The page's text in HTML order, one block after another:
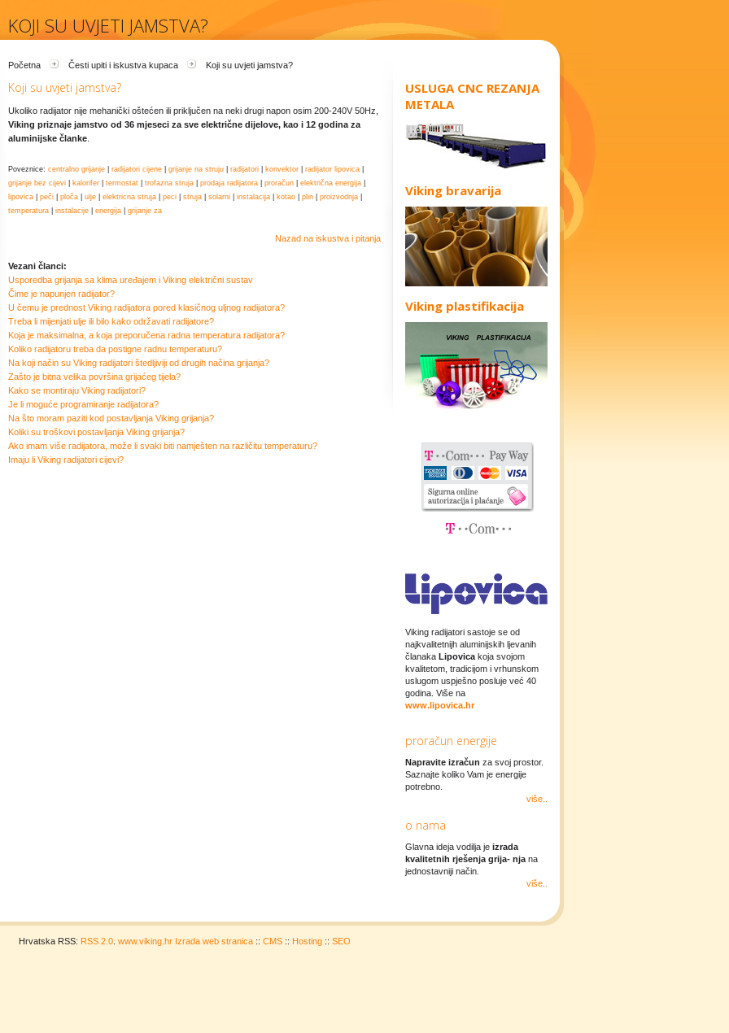
KOJI SU UVJETI JAMSTVA?
Početna Česti upiti i iskustva kupaca Koji su uvjeti jamstva?
Koji su uvjeti jamstva?
Ukoliko radijator nije mehanički oštećen ili priključen na neki drugi napon osim 200-240V 50Hz,
Viking priznaje jamstvo od 36 mjeseci za sve električne dijelove, kao i 12 godina za
aluminijske članke
Poveznice: centralno grijanje radijatori cijene grijanje na struju radijatori konvektor radijator lipovica
grijanje bez cijevi
kalorifer termostat trofazna struja prodaja radijatora proračun električna energija
lipovica
peči ploča ulje elektricna struja peci struja solarni instalacija kotao plin proizvodnja
temperatura
instalacije energija grijanje za
Nazad na iskustva i pitanja
Vezani članci:
Usporedba grijanja sa klima uređajem i Viking električni sustav
Čime je napunjen radijator?
U čemu je prednost Viking radijatora pored klasičnog uljnog radijatora?
Treba li mijenjati ulje ili bilo kako održavati radijatore?
Koja je maksimalna, a koja preporučena radna temperatura radijatora?
Koliko radijatoru treba da postigne radnu temperaturu?
Na koji način su Viking radijatori štedljiviji od drugih načina grijanja?
Zašto je bitna velika površina grijaćeg tijela?
Kako se montiraju Viking radijatori?
Je li moguće programiranje radijatora?
Na što moram paziti kod postavljanja Viking grijanja?
Koliki su troškovi postavljanja Viking grijanja?
Ako imam više radijatora, može li svaki biti namješten na različitu temperaturu?
Imaju li Viking radijatori cijevi?
USLUGA CNC REZANJA
METALA
Viking bravarija
Viking plastifikacija
Viking radijatori sastoje se od
najkvalitetnijh aluminijskih ljevanih
članaka Lipovica koja svojom
kvalitetom, tradicijom i vrhunskom
uslugom uspješno posluje već 40
godina. Više na
www.lipovica.hr
proračun energije
Napravite izračun za svoj prostor.
Saznajte koliko Vam je energije
potrebno.
više..
o nama
Glavna ideja vodilja je izrada
kvalitetnih rješenja grija- nja na
jednostavniji način.
više..
Hrvatska RSS: RSS 2.0. www.viking.hr Izrada web stranica:: CMS:: Hosting:: SEO